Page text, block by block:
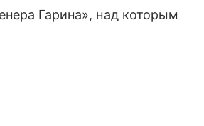
Гарина», над которым